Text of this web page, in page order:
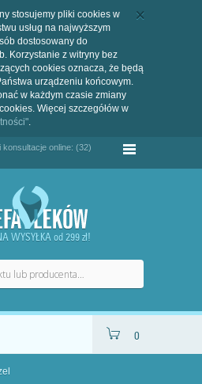
stosujemy pliki cookies w
usług na najwyższym
dostosowany do
Korzystanie z witryny bez
cookies oznacza, że będą
urządzeniu końcowym.
w każdym czasie zmiany
Więcej szczegółów w
.
online: (32)
WYSYŁKA od 299 zł!
0